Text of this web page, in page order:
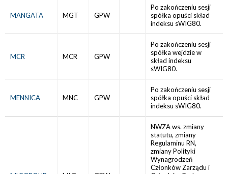
MANGATA MGT GPW
Po zakończeniu sesji
spółka opuści skład
indeksu sWIG80.
MCR MCR GPW
Po zakończeniu sesji
spółka wejdzie w
skład indeksu
sWIG80.
MENNICA MNC GPW
Po zakończeniu sesji
spółka opuści skład
indeksu sWIG80.
NWZA ws. zmiany
statutu, zmiany
Regulaminu RN,
zmiany Polityki
Wynagrodzeń
Członków Zarządu i